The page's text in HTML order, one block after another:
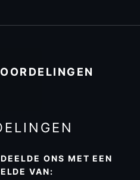
ONS MET EEN
VAN: